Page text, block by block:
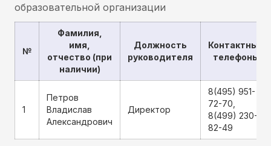
образовательной организации
№
Фамилия,
имя,
отчество (при
наличии)
Должность
руководителя
Контактные
телефоны
1
Петров
Владислав
Александрович
Директор
8(495) 951-
72-70,
8(499) 230-
82-49